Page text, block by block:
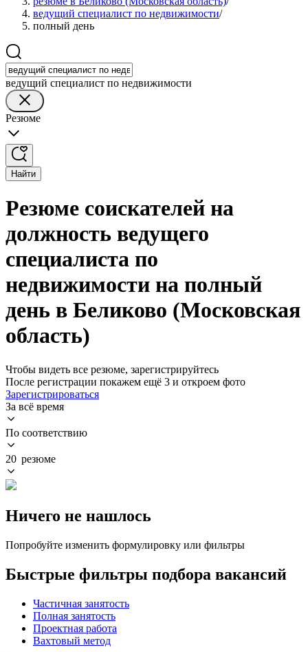
ведущий специалист по недвижимости/
полный день
ведущий специалист по недвижимости
Резюме
Найти
Резюме соискателей на
должность ведущего
специалиста по
недвижимости на полный
день в Беликово (Московская
область)
Чтобы видеть все резюме, зарегистрируйтесь
После регистрации покажем ещё 3 и откроем фото
Зарегистрироваться
За всё время
По соответствию
20 резюме
Ничего не нашлось
Попробуйте изменить формулировку или фильтры
Быстрые фильтры подбора вакансий
Частичная занятость
Полная занятость
Проектная работа
Вахтовый метод